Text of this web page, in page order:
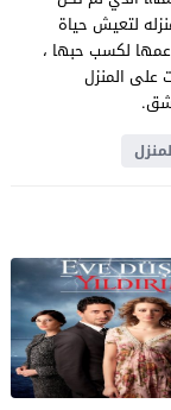
لتعيش حياة
عمها لكسب حبها ،
على المنزل